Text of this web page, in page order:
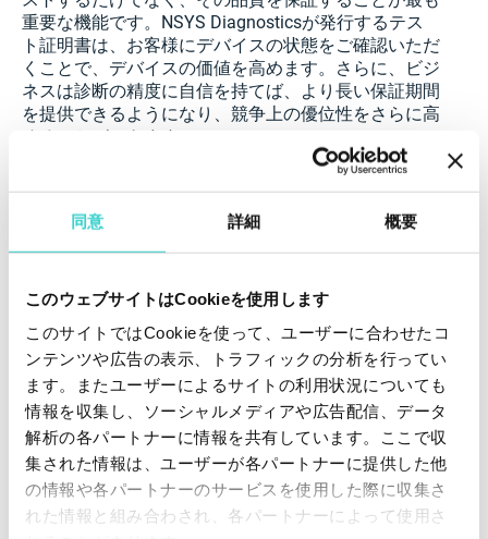
同意 詳細 概要
このウェブサイトはCookieを使用します
このサイトではCookieを使って、ユーザーに合わせたコ
ンテンツや広告の表示、トラフィックの分析を行ってい
ます。またユーザーによるサイトの利用状況についても
情報を収集し、ソーシャルメディアや広告配信、データ
解析の各パートナーに情報を共有しています。ここで収
集された情報は、ユーザーが各パートナーに提供した他
の情報や各パートナーのサービスを使用した際に収集さ
れた情報と組み合わされ、各パートナーによって使用さ
重要な機能です。NSYS Diagnosticsが発行するテス
ト証明書は、お客様にデバイスの状態をご確認いただ
くことで、デバイスの価値を高めます。さらに、ビジ
ネスは診断の精度に自信を持てば、より長い保証期間
を提供できるようになり、競争上の優位性をさらに高
めることができます。
マーケットプレイス上、信頼性の高い製品のみを販売
ータスを取得するには証明書も必要です。NSYS
Diagnosticsは、Back Market、Refurbed、B-Stock、
れたソフトウェアです。この証明書は、これらのマー
す。
テストプロセスを改善し、より長い保証期間を提供し
たいですか？NSYS Diagnosticsをお試しください！